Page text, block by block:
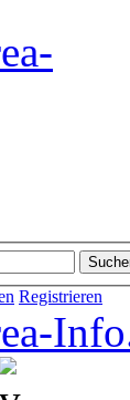
Registrieren